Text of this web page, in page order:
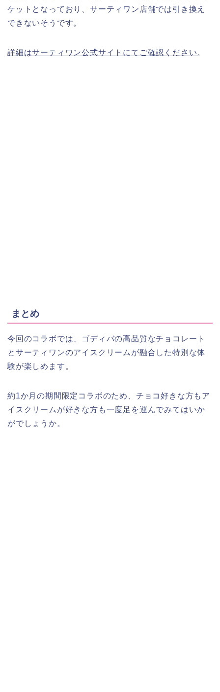
ケットとなっており、サーティワン店舗では引き換え
できないそうです。
詳細はサーティワン公式サイトにてご確認ください。
まとめ
今回のコラボでは、ゴディバの高品質なチョコレート
とサーティワンのアイスクリームが融合した特別な体
験が楽しめます。
約1か月の期間限定コラボのため、チョコ好きな方もア
イスクリームが好きな方も一度足を運んでみてはいか
がでしょうか。